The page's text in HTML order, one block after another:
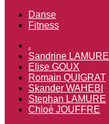
Danse
Fitness
.
Sandrine LAMURE
Elise GOUX
Romain QUIGRAT
Skander WAHEBI
Stephan LAMURE
Chloé JOUFFRE